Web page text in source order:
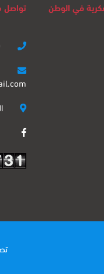
في الوطن تواصل